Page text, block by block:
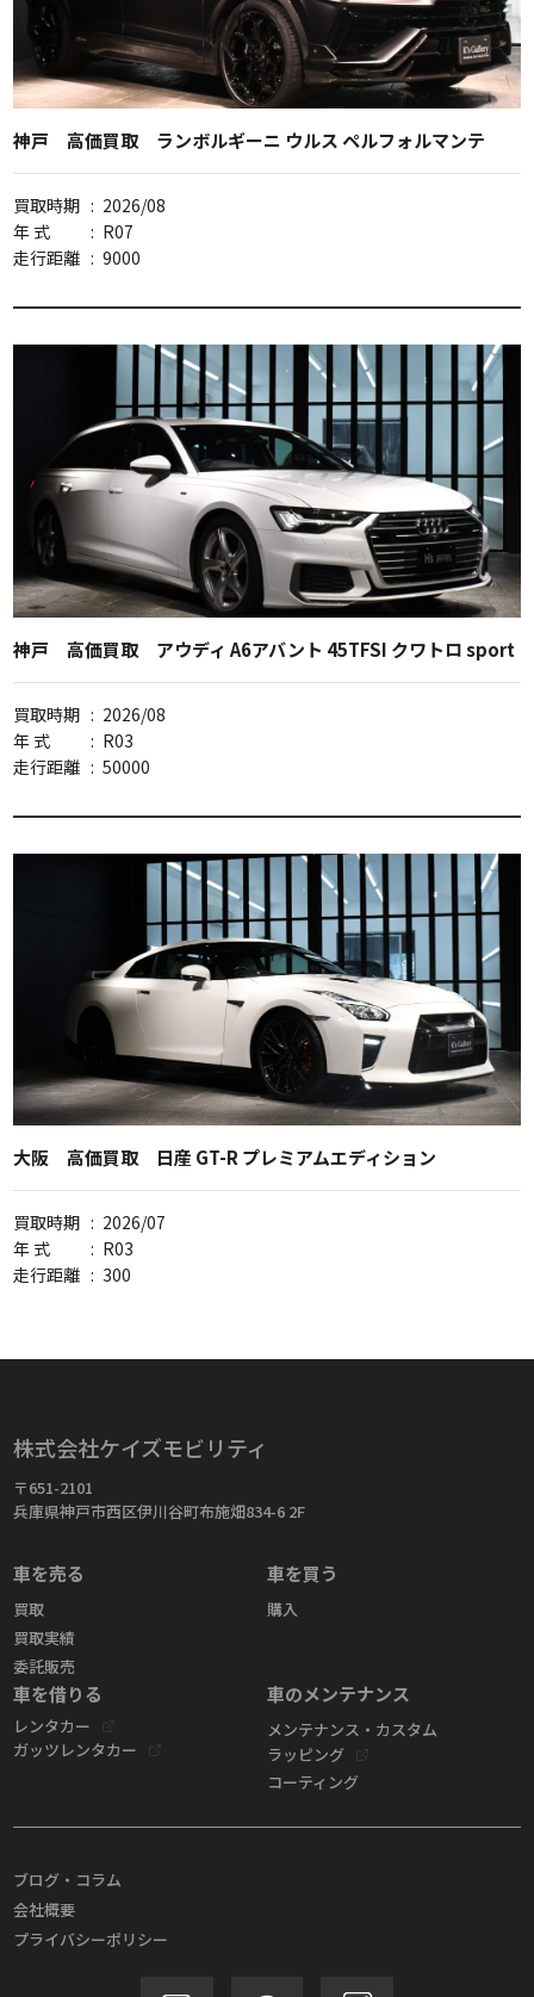
神戸 高価買取 ランボルギーニ ウルス ペルフォルマンテ
買取時期 : 2026/08
年 式
: R07
走行距離 : 9000
神戸 高価買取 アウディ A6アバント 45TFSI クワトロ sport
買取時期 : 2026/08
年 式
: R03
走行距離 : 50000
大阪 高価買取 日産 GT-R プレミアムエディション
買取時期 : 2026/07
年 式
: R03
走行距離 : 300
株式会社ケイズモビリティ
〒651-2101
兵庫県神戸市西区伊川谷町布施畑834-6 2F
車を売る
買取
買取実績
委託販売
車を買う
購入
車を借りる
レンタカー
ガッツレンタカー
車のメンテナンス
メンテナンス・カスタム
ラッピング
コーティング
ブログ・コラム
会社概要
プライバシーポリシー